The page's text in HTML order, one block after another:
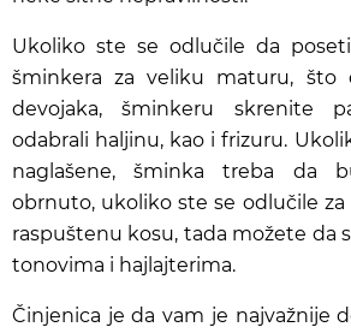
Ukoliko ste se odlučile da
šminkera za veliku maturu, što
devojaka, šminkeru skrenite
odabrali haljinu, kao i frizuru.
naglašene, šminka treba da
obrnuto, ukoliko ste se odlučile
raspuštenu kosu, tada možete da
tonovima i hajlajterima.
Činjenica je da vam je najvažnije